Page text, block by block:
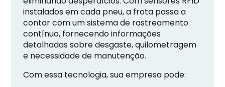
instalados em cada pneu, a frota passa a
contar com um sistema de rastreamento
contínuo, fornecendo informações
detalhadas sobre desgaste, quilometragem
e necessidade de manutenção.
Com essa tecnologia, sua empresa pode: